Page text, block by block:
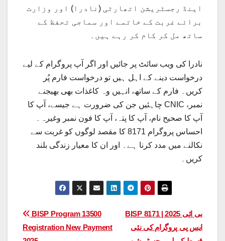
اینڈ رجسٹریشن اتھارٹی (نادرا) اور وزارت
برائے غربت کے خاتمے اور سماجی تحفظ کے
ساتھ مل کر کام کر رہے ہیں۔
نادرا کی ویب سائٹ پر جائیں اور اگر آپ پروگرام کے لیے
درخواست دینے کے اہل ہیں تو درخواست فارم پُر
کریں۔ فارم کے ساتھ، انہیں وہ کاغذات بھی بھیجنے
چاہئیں جن کی ضرورت ہے جیسے، آپ کا CNIC نمبر،
آپ کا صحیح نام، آپ کا پتہ، آپ کا فون نمبر وغیرہ۔
احساس پروگرام 8171 کا مقصد لوگوں کو غربت سے
نکالنے میں مدد کرنا ہے۔ اور ان کا معیار زندگی بلند
کریں۔
Post
BISP 8171 | 2025 بی ائی
ایس پی پروگرام کی نئی
BISP Program 13500
Registration New Payment